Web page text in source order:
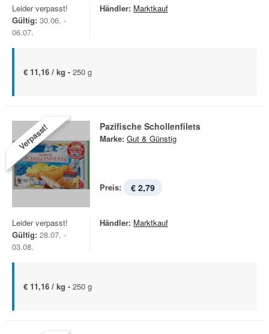
Leider verpasst!
Gültig: 30.06. -
06.07.
Händler: Marktkauf
€ 11,16 / kg - 250 g
Verpasst! Pazifische Schollenfilets
Marke: Gut & Günstig
Preis: € 2,79
Leider verpasst!
Gültig: 28.07. -
03.08.
Händler: Marktkauf
€ 11,16 / kg - 250 g